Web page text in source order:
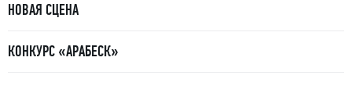
НОВАЯ СЦЕНА
КОНКУРС «АРАБЕСК»